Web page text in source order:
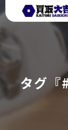
タグ『